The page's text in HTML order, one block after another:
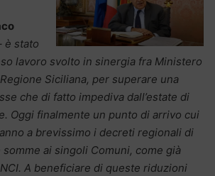
è stato
lavoro svolto in sinergia fra Ministero
Siciliana, per superare una
che di fatto impediva dall’estate di
Oggi finalmente un punto di arrivo cui
a brevissimo i decreti regionali di
ai singoli Comuni, come già
A beneficiare di queste riduzioni